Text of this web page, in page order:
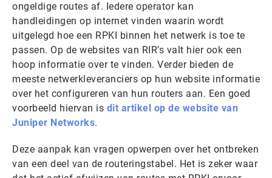
ongeldige routes af. Iedere operator kan
handleidingen op internet vinden waarin wordt
uitgelegd hoe een RPKI binnen het netwerk is toe te
passen. Op de websites van RIR’s valt hier ook een
hoop informatie over te vinden. Verder bieden de
meeste netwerkleveranciers op hun website informatie
over het configureren van hun routers aan. Een goed
voorbeeld hiervan is dit artikel op de website van
Juniper Networks.
Deze aanpak kan vragen opwerpen over het ontbreken
van een deel van de routeringstabel. Het is zeker waar